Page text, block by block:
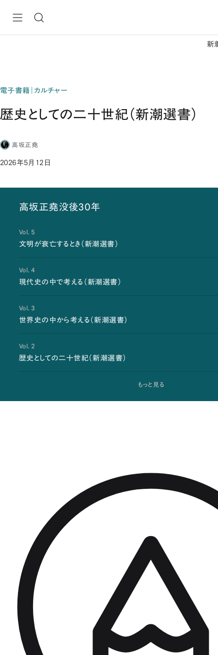
新
電子書籍｜カルチャー
歴史としての二十世紀（新潮選書）
高坂正堯
2026年5月12日
高坂正堯没後30年
Vol. 5
文明が衰亡するとき（新潮選書）
Vol. 4
現代史の中で考える（新潮選書）
Vol. 3
世界史の中から考える（新潮選書）
Vol. 2
歴史としての二十世紀（新潮選書）
もっと見る